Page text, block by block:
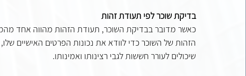
בדיקת שוכר לפי תעודת זהות
כאשר מדובר בבדיקת השוכר, תעודת הזהות מהווה אחד
הזהות של השוכר כדי לוודא את נכונות הפרטים האישיים
שיכולים לעורר חששות לגבי רצינותו ואמינותו.